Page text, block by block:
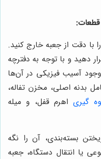
قطعات:
با دقت از جعبه خارج کنید.
دهید و با توجه به دفترچه
وجود آسیب فیزیکی در آن‌ها
بدنه اصلی، مخزن تفاله،
گیریاهرم قفل، و میله
بسته‌بندی، آن را نگه
یا انتقال دستگاه، جعبه